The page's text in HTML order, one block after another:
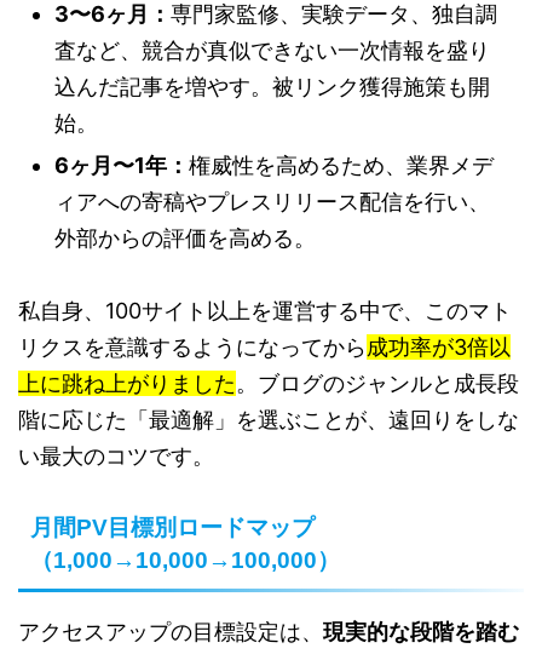
3〜6ヶ月： 専門家監修、実験データ、独自調
査など、競合が真似できない一次情報を盛り
込んだ記事を増やす。被リンク獲得施策も開
始。
6ヶ月〜1年： 権威性を高めるため、業界メデ
ィアへの寄稿やプレスリリース配信を行い、
外部からの評価を高める。
私自身、100サイト以上を運営する中で、このマト
リクスを意識するようになってから成功率が3倍以
上に跳ね上がりました。ブログのジャンルと成長段
階に応じた「最適解」を選ぶことが、遠回りをしな
い最大のコツです。
月間PV目標別ロードマップ
（1,000→10,000→100,000）
アクセスアップの目標設定は、 現実的な段階を踏む